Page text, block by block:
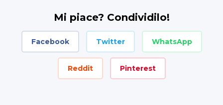
Mi piace? Condividilo!
Facebook Twitter WhatsApp
Reddit Pinterest